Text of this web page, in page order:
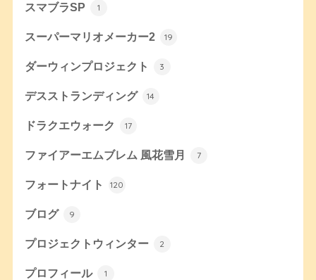
スマブラSP 1
スーパーマリオメーカー2 19
ダーウィンプロジェクト 3
デスストランディング 14
ドラクエウォーク 17
ファイアーエムブレム 風花雪月 7
フォートナイト 120
ブログ 9
プロジェクトウィンター 2
プロフィール 1